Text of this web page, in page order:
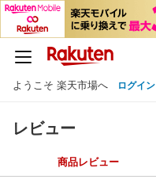
ようこそ 楽天市場へ ログイン
レビュー
商品レビュー